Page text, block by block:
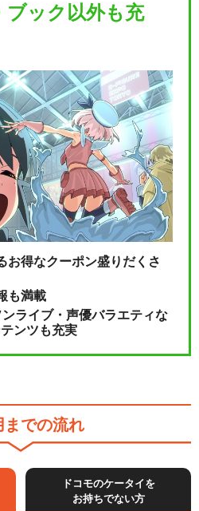
ブック以外も充
お得なクーポン盛りだくさ
も満載
ライブ・声優バラエティな
ンツも充実
までの流れ
ドコモのケータイを
お持ちでない方